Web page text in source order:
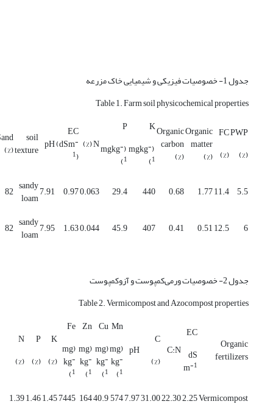
جدول 1- خصوصیات فیزیکی و شیمیایی خاک مزرعه
Table 1. Farm soil physicochemical properties
PWP
(%)
FC
(%)
Organic
matter
(%)
Organic
carbon
(%)
K
(mgkg
-
1
)
P
(mgkg
-
1
)
N (%)
EC
(dSm-
1)
pH
soil
texture
(%)
5.5
11.4
1.77
0.68
440
29.4
0.063
0.97
7.91
sandy
loam
82
6
12.5
0.51
0.41
407
45.9
0.044
1.63
7.95
sandy
loam
82
جدول 2- خصوصیات ورمی‌کمپوست و آزوکمپوست
Table 2. Vermicompost and Azocompost properties
Organic
fertilizers
EC
dS
m-1
C:N
C
(%)
pH
Mn
(mg
kg-
1
)
Cu
(mg
kg-
1
)
Zn
(mg
kg-
1
)
Fe
(mg
kg-
1
)
K
(%)
P
(%)
N
(%)
Vermicompost
2.25
22.30
31.00
7.97
574
40.9
164
7445
1.45
1.46
1.39